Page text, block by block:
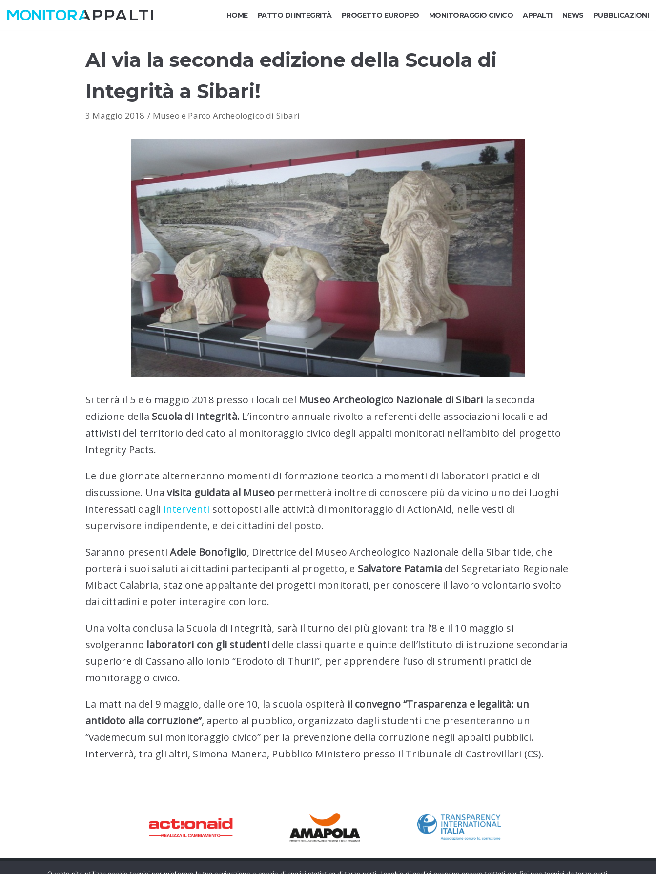
Vai
HOME PATTO DI INTEGRITÀ PROGETTO EUROPEO MONITORAGGIO CIVICO APPALTI NEWS PUBBLICAZIONI
Al via la seconda edizione della Scuola di
Integrità a Sibari!
3 Maggio 2018 Museo e Parco Archeologico di Sibari
Si terrà il 5 e 6 maggio 2018 presso i locali del Museo Archeologico Nazionale di Sibari la seconda
edizione della Scuola di Integrità. L’incontro annuale rivolto a referenti delle associazioni locali e ad
attivisti del territorio dedicato al monitoraggio civico degli appalti monitorati nell’ambito del progetto
Integrity Pacts.
Le due giornate alterneranno momenti di formazione teorica a momenti di laboratori pratici e di
discussione. Unavisita guidata al Museo permetterà inoltre di conoscere più da vicino uno dei luoghi
interessati dagli interventi sottoposti alle attività di monitoraggio di ActionAid, nelle vesti di
supervisore indipendente, e dei cittadini del posto.
Saranno presentiAdele Bonofiglio, Direttrice del Museo Archeologico Nazionale della Sibaritide, che
porterà i suoi saluti ai cittadini partecipanti al progetto, e Salvatore Patamia del Segretariato Regionale
Mibact Calabria, stazione appaltante dei progetti monitorati, per conoscere il lavoro volontario svolto
dai cittadini e poter interagire con loro.
Una volta conclusa la Scuola di Integrità, sarà il turno dei più giovani: tra l’8 e il 10 maggio si
svolgeranno laboratori con gli studenti delle classi quarte e quinte dell’Istituto di istruzione secondaria
superiore di Cassano allo Ionio “Erodoto di Thurii”, per apprendere l’uso di strumenti pratici del
monitoraggio civico.
La mattina del 9 maggio, dalle ore 10, la scuola ospiterà il convegno “Trasparenza e legalità: un
antidoto alla corruzione”, aperto al pubblico, organizzato dagli studenti che presenteranno un
“vademecum sul monitoraggio civico” per la prevenzione della corruzione negli appalti pubblici.
Interverrà, tra gli altri, Simona Manera, Pubblico Ministero presso il Tribunale di Castrovillari (CS).